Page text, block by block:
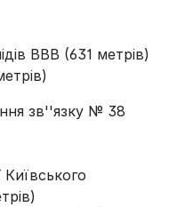
ВВВ (631 метрів)
зв''язку № 38
Київського